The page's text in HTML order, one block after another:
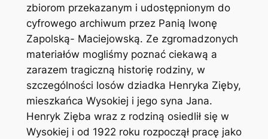
zbiorom przekazanym i udostępnionym do
cyfrowego archiwum przez Panią Iwonę
Zapolską- Maciejowską. Ze zgromadzonych
materiałów mogliśmy poznać ciekawą a
zarazem tragiczną historię rodziny, w
szczególności losów dziadka Henryka Zięby,
mieszkańca Wysokiej i jego syna Jana.
Henryk Zięba wraz z rodziną osiedlił się w
Wysokiej i od 1922 roku rozpoczął pracę jako